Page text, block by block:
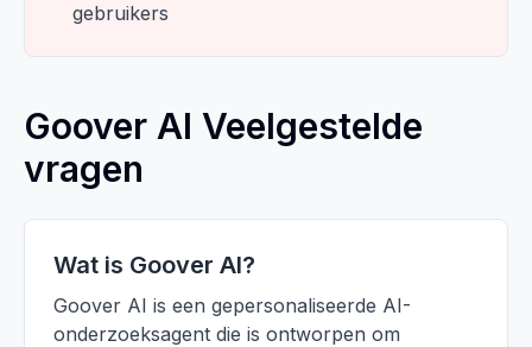
gebruikers
Goover AI Veelgestelde
vragen
Wat is Goover AI?
Goover AI is een gepersonaliseerde AI-
onderzoeksagent die is ontworpen om